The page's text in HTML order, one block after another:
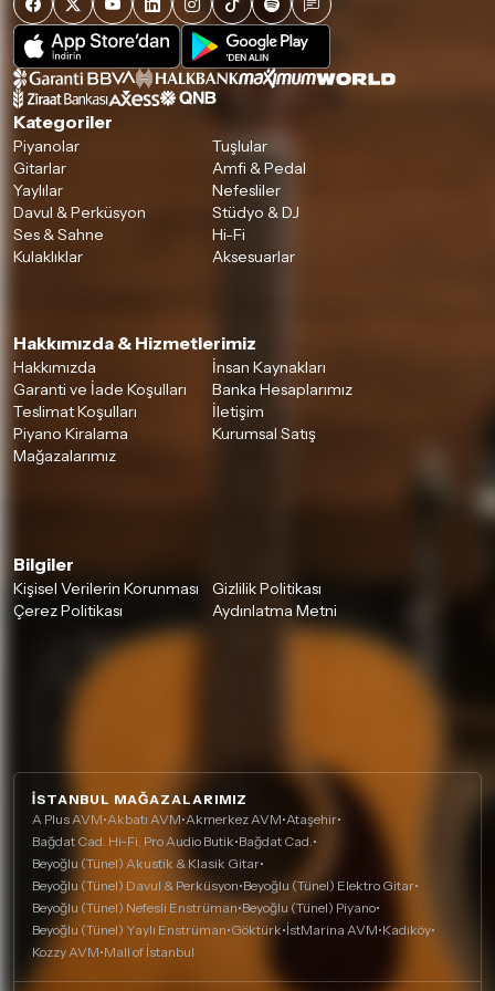
iade/değişim şartlarını kontrol ettiğinizden emin olun.
Detaylar içintıklayınız
Kategoriler
Piyanolar
Tuşlular
Gitarlar
Amfi & Pedal
Yaylılar
Nefesliler
Davul & Perküsyon
Stüdyo & DJ
Ses & Sahne
Hi-Fi
Kulaklıklar
Aksesuarlar
Hakkımızda & Hizmetlerimiz
Hakkımızda
İnsan Kaynakları
Garanti ve İade Koşulları
Banka Hesaplarımız
Teslimat Koşulları
İletişim
Piyano Kiralama
Kurumsal Satış
Mağazalarımız
Bilgiler
Kişisel Verilerin Korunması
Gizlilik Politikası
Çerez Politikası
Aydınlatma Metni
İSTANBUL MAĞAZALARIMIZ
A Plus AVM•Akbatı AVM•Akmerkez AVM•Ataşehir•
Bağdat Cad. Hi-Fi, Pro Audio Butik•Bağdat Cad.•
Beyoğlu (Tünel) Akustik & Klasik Gitar•
Beyoğlu (Tünel) Davul & Perküsyon•Beyoğlu (Tünel) Elektro Gitar•
Beyoğlu (Tünel) Nefesli Enstrüman•Beyoğlu (Tünel) Piyano•
Beyoğlu (Tünel) Yaylı Enstrüman•Göktürk•İstMarina AVM•Kadıköy•
Kozzy AVM•Mall of İstanbul